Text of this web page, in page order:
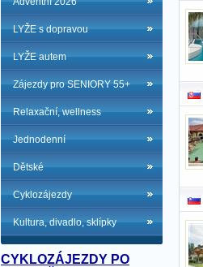
LYŽE s dopravou
LYŽE autem
Zájezdy pro SENIORY 55+
Relaxační, wellness
Jednodenní
Dětské
Cyklozájezdy
Kultura, divadlo, sklípky
CYKLOZÁJEZDY PO